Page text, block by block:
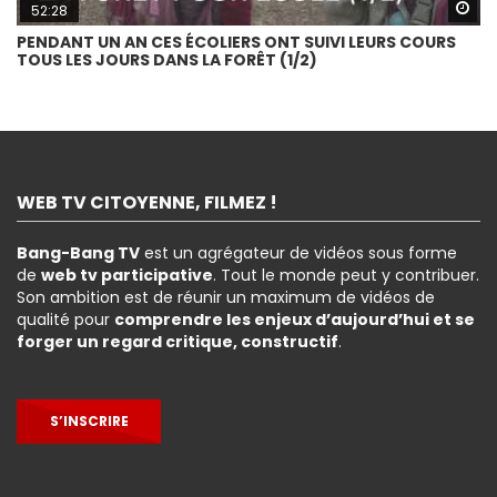
52:28
PENDANT UN AN CES ÉCOLIERS ONT SUIVI LEURS COURS
TOUS LES JOURS DANS LA FORÊT (1/2)
WEB TV CITOYENNE, FILMEZ !
Bang-Bang TV est un agrégateur de vidéos sous forme
de web tv participative. Tout le monde peut y contribuer.
Son ambition est de réunir un maximum de vidéos de
qualité pour comprendre les enjeux d’aujourd’hui et se
forger un regard critique, constructif.
S’INSCRIRE